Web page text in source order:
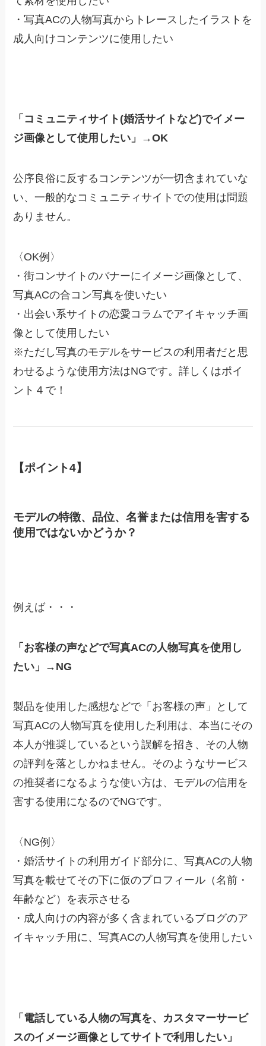
・写真ACの人物写真からトレースしたイラストを
成人向けコンテンツに使用したい
「コミュニティサイト(婚活サイトなど)でイメー
ジ画像として使用したい」→OK
公序良俗に反するコンテンツが一切含まれていな
い、一般的なコミュニティサイトでの使用は問題
ありません。
〈OK例〉
・街コンサイトのバナーにイメージ画像として、
写真ACの合コン写真を使いたい
・出会い系サイトの恋愛コラムでアイキャッチ画
像として使用したい
※ただし写真のモデルをサービスの利用者だと思
わせるような使用方法はNGです。詳しくはポイ
ント４で！
【ポイント4】
モデルの特徴、品位、名誉または信用を害する
使用ではないかどうか？
例えば・・・
「お客様の声などで写真ACの人物写真を使用し
たい」→NG
製品を使用した感想などで「お客様の声」として
写真ACの人物写真を使用した利用は、本当にその
本人が推奨しているという誤解を招き、その人物
の評判を落としかねません。そのようなサービス
の推奨者になるような使い方は、モデルの信用を
害する使用になるのでNGです。
〈NG例〉
・婚活サイトの利用ガイド部分に、写真ACの人物
写真を載せてその下に仮のプロフィール（名前・
年齢など）を表示させる
・成人向けの内容が多く含まれているブログのア
イキャッチ用に、写真ACの人物写真を使用したい
「電話している人物の写真を、カスタマーサービ
スのイメージ画像としてサイトで利用したい」